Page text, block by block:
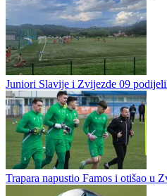
Juniori Zvijezde 09 bolji od Slavije
Juniori Zvijezde 09 su u 21. kolu
savladali Slaviju na svom terenu u
mnogo utakmica juniorske Premijer